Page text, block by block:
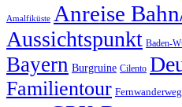
Amalfiküste Anreise
Aussichtspunkt Baden-
Bayern Burgruine Cilento
Familientour Fernwanderweg